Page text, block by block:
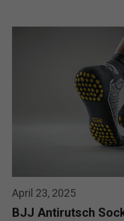
April 23, 2025
BJJ Antirutsch